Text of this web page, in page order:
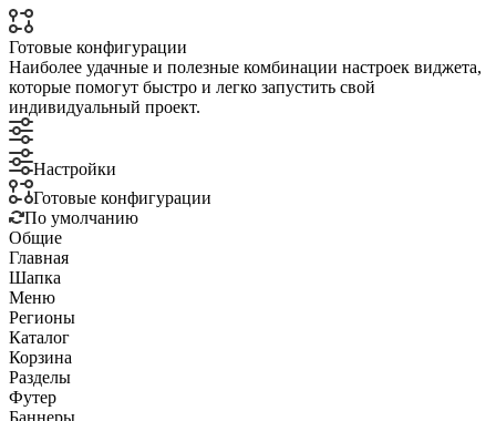
Готовые конфигурации
Наиболее удачные и полезные комбинации настроек виджета,
которые помогут быстро и легко запустить свой
индивидуальный проект.
Настройки
Готовые конфигурации
По умолчанию
Общие
Главная
Шапка
Меню
Регионы
Каталог
Корзина
Разделы
Футер
Баннеры